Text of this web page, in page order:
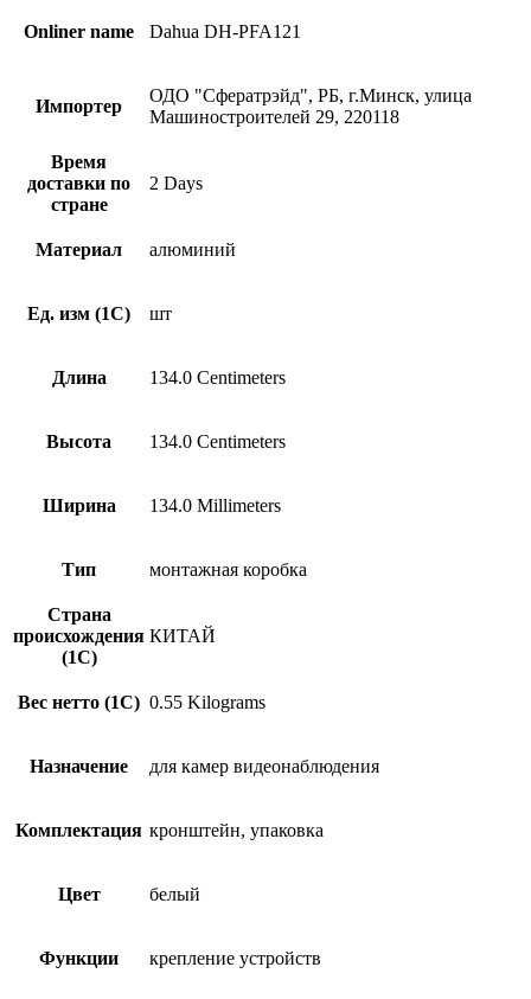
Onliner name Dahua DH-PFA121
Импортер
ОДО "Сфератрэйд", РБ, г.Минск, улица
Машиностроителей 29, 220118
Время
доставки по
стране
2 Days
Материал алюминий
Ед. изм (1С) шт
Длина 134.0 Centimeters
Высота 134.0 Centimeters
Ширина 134.0 Millimeters
Тип монтажная коробка
Страна
происхождения
(1С)
КИТАЙ
Вес нетто (1С) 0.55 Kilograms
Назначение для камер видеонаблюдения
Комплектация кронштейн, упаковка
Цвет белый
Функции крепление устройств